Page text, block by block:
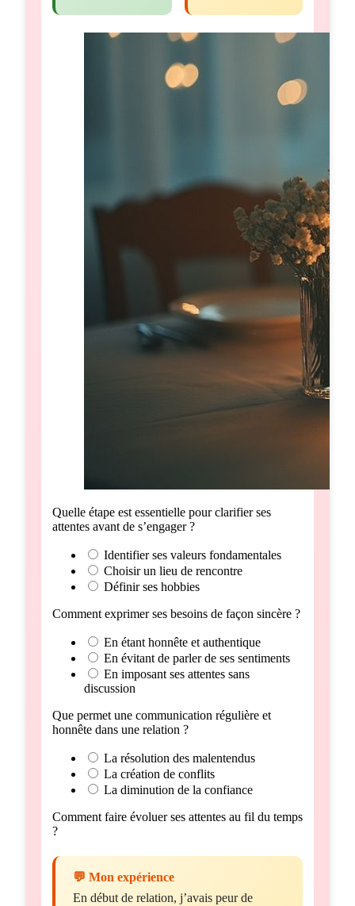
Quelle étape est essentielle pour clarifier ses
attentes avant de s’engager ?
Identifier ses valeurs fondamentales
Choisir un lieu de rencontre
Définir ses hobbies
Comment exprimer ses besoins de façon sincère ?
En étant honnête et authentique
En évitant de parler de ses sentiments
En imposant ses attentes sans
discussion
Que permet une communication régulière et
honnête dans une relation ?
La résolution des malentendus
La création de conflits
La diminution de la confiance
Comment faire évoluer ses attentes au fil du temps
?
💬 Mon expérience
En début de relation, j’avais peur de